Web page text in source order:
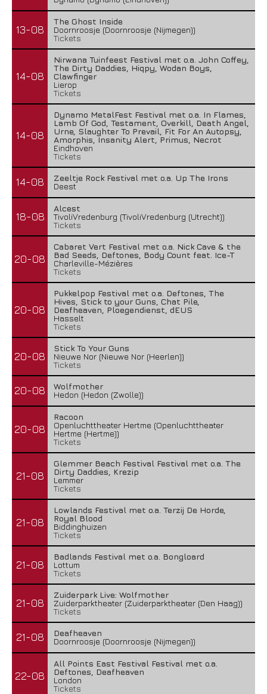
13-08
The Ghost Inside
Doornroosje (Doornroosje (Nijmegen))
Tickets
14-08
Nirwana Tuinfeest Festival met o.a. John Coffey,
The Dirty Daddies, Hiqpy, Wodan Boys,
Clawfinger
Lierop
Tickets
14-08
Dynamo MetalFest Festival met o.a. In Flames,
Lamb Of God, Testament, Overkill, Death Angel,
Urne, Slaughter To Prevail, Fit For An Autopsy,
Amorphis, Insanity Alert, Primus, Necrot
Eindhoven
Tickets
14-08
Zeeltje Rock Festival met o.a. Up The Irons
Deest
18-08
Alcest
TivoliVredenburg (TivoliVredenburg (Utrecht))
Tickets
20-08
Cabaret Vert Festival met o.a. Nick Cave & the
Bad Seeds, Deftones, Body Count feat. Ice-T
Charleville-Mézières
Tickets
20-08
Pukkelpop Festival met o.a. Deftones, The
Hives, Stick to your Guns, Chat Pile,
Deafheaven, Ploegendienst, dEUS
Hasselt
Tickets
20-08
Stick To Your Guns
Nieuwe Nor (Nieuwe Nor (Heerlen))
Tickets
20-08
Wolfmother
Hedon (Hedon (Zwolle))
20-08
Racoon
Openluchttheater Hertme (Openluchttheater
Hertme (Hertme))
Tickets
21-08
Glemmer Beach Festival Festival met o.a. The
Dirty Daddies, Krezip
Lemmer
Tickets
21-08
Lowlands Festival met o.a. Terzij De Horde,
Royal Blood
Biddinghuizen
Tickets
21-08
Badlands Festival met o.a. Bongloard
Lottum
Tickets
21-08
Zuiderpark Live: Wolfmother
Zuiderparktheater (Zuiderparktheater (Den Haag))
Tickets
21-08
Deafheaven
Doornroosje (Doornroosje (Nijmegen))
22-08
All Points East Festival Festival met o.a.
Deftones, Deafheaven
London
Tickets